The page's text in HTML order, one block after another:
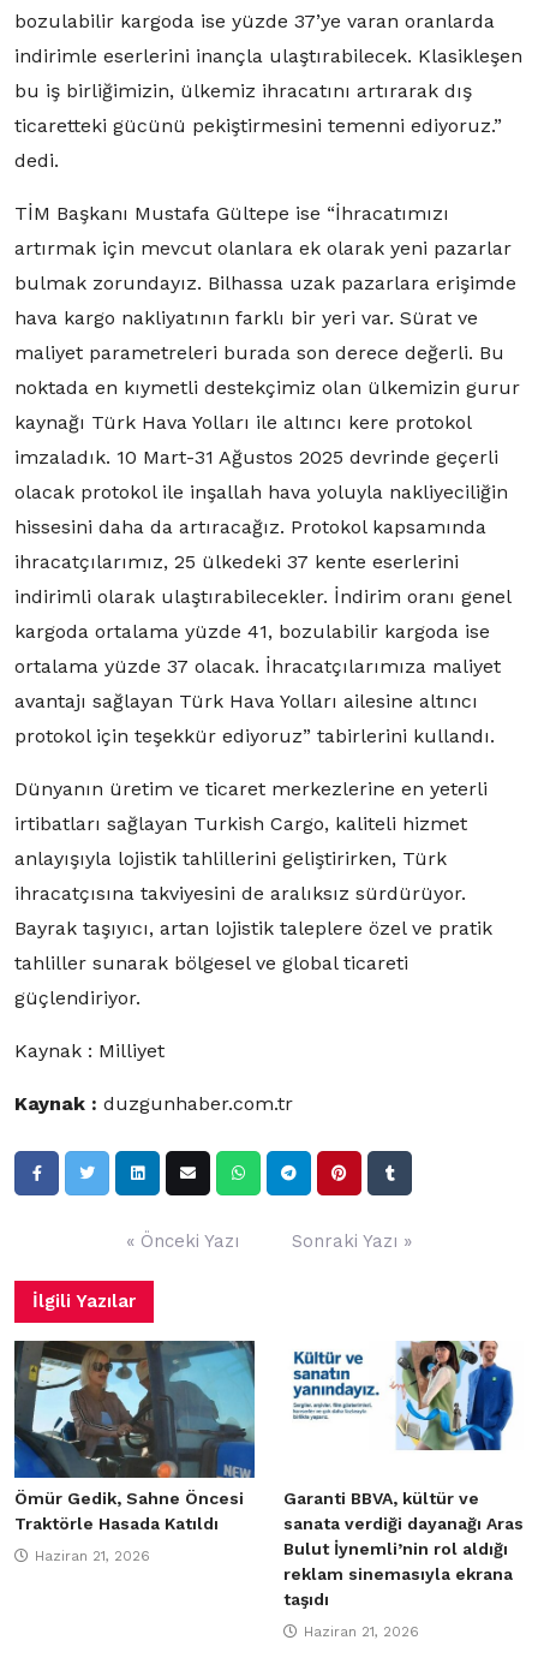
bozulabilir kargoda ise yüzde 37’ye varan oranlarda
indirimle eserlerini inançla ulaştırabilecek. Klasikleşen
bu iş birliğimizin, ülkemiz ihracatını artırarak dış
ticaretteki gücünü pekiştirmesini temenni ediyoruz.”
dedi.
TİM Başkanı Mustafa Gültepe ise “İhracatımızı
artırmak için mevcut olanlara ek olarak yeni pazarlar
bulmak zorundayız. Bilhassa uzak pazarlara erişimde
hava kargo nakliyatının farklı bir yeri var. Sürat ve
maliyet parametreleri burada son derece değerli. Bu
noktada en kıymetli destekçimiz olan ülkemizin gurur
kaynağı Türk Hava Yolları ile altıncı kere protokol
imzaladık. 10 Mart-31 Ağustos 2025 devrinde geçerli
olacak protokol ile inşallah hava yoluyla nakliyeciliğin
hissesini daha da artıracağız. Protokol kapsamında
ihracatçılarımız, 25 ülkedeki 37 kente eserlerini
indirimli olarak ulaştırabilecekler. İndirim oranı genel
kargoda ortalama yüzde 41, bozulabilir kargoda ise
ortalama yüzde 37 olacak. İhracatçılarımıza maliyet
avantajı sağlayan Türk Hava Yolları ailesine altıncı
protokol için teşekkür ediyoruz” tabirlerini kullandı.
Dünyanın üretim ve ticaret merkezlerine en yeterli
irtibatları sağlayan Turkish Cargo, kaliteli hizmet
anlayışıyla lojistik tahlillerini geliştirirken, Türk
ihracatçısına takviyesini de aralıksız sürdürüyor.
Bayrak taşıyıcı, artan lojistik taleplere özel ve pratik
tahliller sunarak bölgesel ve global ticareti
güçlendiriyor.
Kaynak : Milliyet
Kaynak : duzgunhaber.com.tr
« Önceki Yazı Sonraki Yazı »
İlgili Yazılar
Ömür Gedik, Sahne Öncesi
Traktörle Hasada Katıldı
Haziran 21, 2026
Garanti BBVA, kültür ve
sanata verdiği dayanağı Aras
Bulut İynemli’nin rol aldığı
reklam sinemasıyla ekrana
taşıdı
Haziran 21, 2026